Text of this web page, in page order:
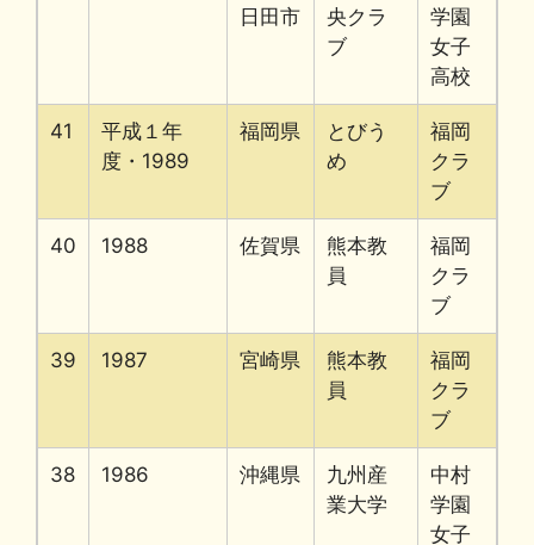
日田市
央クラ
ブ
学園
女子
高校
41
平成１年
度・1989
福岡県
とびう
め
福岡
クラ
ブ
40 1988 佐賀県
熊本教
員
福岡
クラ
ブ
39 1987 宮崎県
熊本教
員
福岡
クラ
ブ
38 1986 沖縄県
九州産
業大学
中村
学園
女子